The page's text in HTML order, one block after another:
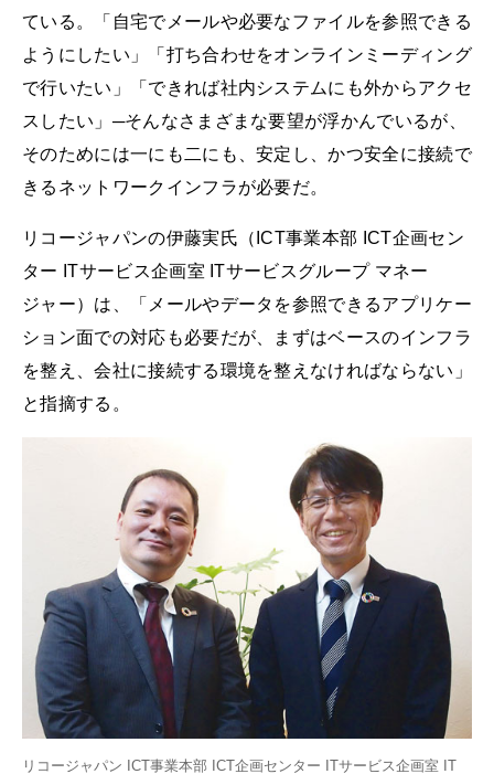
ている。「自宅でメールや必要なファイルを参照できる
ようにしたい」「打ち合わせをオンラインミーディング
で行いたい」「できれば社内システムにも外からアクセ
スしたい」─そんなさまざまな要望が浮かんでいるが、
そのためには一にも二にも、安定し、かつ安全に接続で
きるネットワークインフラが必要だ。
リコージャパンの伊藤実氏（ICT事業本部 ICT企画セン
ター ITサービス企画室 ITサービスグループ マネー
ジャー）は、「メールやデータを参照できるアプリケー
ション面での対応も必要だが、まずはベースのインフラ
を整え、会社に接続する環境を整えなければならない」
と指摘する。
リコージャパン ICT事業本部 ICT企画センター ITサービス企画室 IT